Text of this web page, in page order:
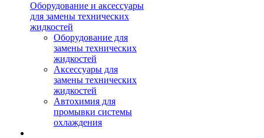
Оборудование и аксессуары
для замены технических
жидкостей
Оборудование для
замены технических
жидкостей
Аксессуары для
замены технических
жидкостей
Автохимия для
промывки системы
охлаждения